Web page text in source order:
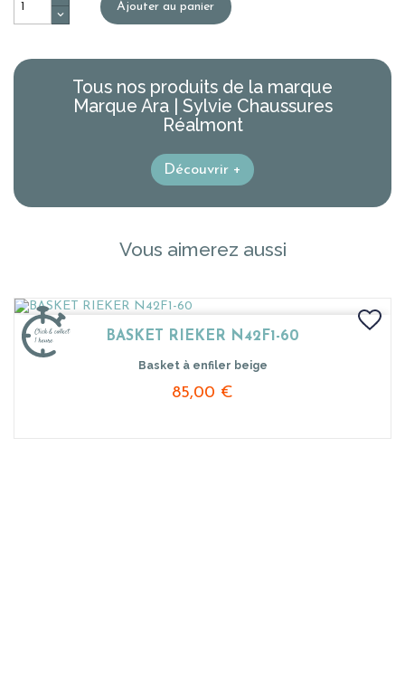
Ajouter au panier
Tous nos produits de la marque
Marque Ara | Sylvie Chaussures
Réalmont
Découvrir +
Vous aimerez aussi
BASKET RIEKER N42F1-60
Basket à enfiler beige
85,00 €